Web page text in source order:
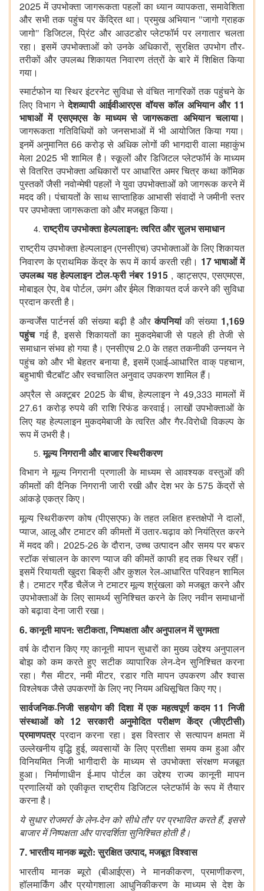
2025में उपभोक्ता जागरूकता पहलों का ध्यान व्यापकता,समावेशिता
और सभी तक पहुंच पर केंद्रित था। प्रमुख अभियान "जागो ग्राहक
जागो" डिजिटल,प्रिंट और आउटडोर प्लेटफॉर्म पर लगातार चलता
रहा।
इसमें उपभोक्ताओं को उनके अधिकारों,सुरक्षित उपभोग तौर-
तरीकों और उपलब्ध शिकायत निवारण तंत्रों के बारे में शिक्षित किया
गया।
स्मार्टफोन या स्थिर इंटरनेट सुविधा से वंचित नागरिकों तक पहुंचने के
लिए विभाग ने देशव्यापी आईवीआरएस वॉयस कॉल अभियान और 11
भाषाओं में एसएमएस के माध्यम से जागरूकता अभियान चलाया।
जागरूकता गतिविधियों को जनसभाओं में भी आयोजित किया गया।
इनमें अनुमानित66करोड़ से अधिक लोगों की भागदारी वाला महाकुंभ
मेला2025 भी शामिल है। स्कूलों और डिजिटल प्लेटफॉर्म के माध्यम
से वितरित उपभोक्ता अधिकारों पर आधारित अमर चित्र कथा कॉमिक
पुस्तकों जैसी नवोन्मेषी पहलों ने युवा उपभोक्ताओं को जागरूक करने में
मदद की। पंचायतों के साथ साप्ताहिक आभासी संवादों ने जमीनी स्तर
पर उपभोक्ता जागरूकता को और मजबूत किया।
राष्ट्रीय उपभोक्ता हेल्पलाइन: त्वरित और सुलभ समाधान
राष्ट्रीय उपभोक्ता हेल्पलाइन (एनसीएच)उपभोक्ताओं के लिए शिकायत
निवारण के प्राथमिक केंद्र के रूप में कार्य करती रही। 17भाषाओं में
उपलब्ध यह हेल्पलाइन टोल-फ्री नंबर 1915,व्हाट्सएप,एसएमएस,
मोबाइल ऐप,वेब पोर्टल,उमंग और ईमेल शिकायत दर्ज करने की सुविधा
प्रदान करती है।
कन्वर्जेंस पार्टनर्स की संख्या बढ़ी है और कंपनियां की संख्या 1,169
पहुंचगई है,इससे शिकायतों का मुकदमेबाजी से पहले ही तेजी से
समाधान संभव हो गया है। एनसीएच 2.0के तहत तकनीकी उन्नयन ने
पहुंच को और भी बेहतर बनाया है, इसमें एआई-आधारित वाक् पहचान,
बहुभाषी चैटबॉट और स्वचालित अनुवाद उपकरण शामिल हैं।
अप्रैल से अक्टूबर 2025के बीच,हेल्पलाइन ने 49,333मामलों में
27.61करोड़ रुपये की राशि रिफंड करवाई। लाखों उपभोक्ताओं के
लिए यह हेल्पलाइन मुकदमेबाजी के त्वरित और गैर-विरोधी विकल्प के
रूप में उभरी है।
मूल्य निगरानी और बाजार स्थिरीकरण
विभाग ने मूल्य निगरानी प्रणाली के माध्यम से आवश्यक वस्तुओं की
कीमतों की दैनिक निगरानी जारी रखी और देश भर के 575केंद्रों से
आंकड़े एकत्र किए।
मूल्य स्थिरीकरण कोष (पीएसएफ) के तहत लक्षित हस्तक्षेपों ने दालों,
प्याज, आलू और टमाटर की कीमतों में उतार-चढ़ाव को नियंत्रित करने
में मदद की। 2025-26के दौरान,उच्च उत्पादन और समय पर बफर
स्टॉक संचालन के कारण प्याज की कीमतें काफी हद तक स्थिर रहीं।
इसमें रियायती खुदरा बिक्री और कुशल रेल-आधारित परिवहन शामिल
है। टमाटर ग्रैंड चैलेंज ने टमाटर मूल्य श्रृंखला को मजबूत करने और
उपभोक्ताओं के लिए सामर्थ्य सुनिश्चित करने के लिए नवीन समाधानों
को बढ़ावा देना जारी रखा।
6.कानूनी मापन: सटीकता,निष्पक्षता और अनुपालन में सुगमता
वर्ष के दौरान किए गए कानूनी मापन सुधारों का मुख्य उद्देश्य अनुपालन
बोझ को कम करते हुए सटीक व्यापारिक लेन-देन सुनिश्चित करना
रहा। गैस मीटर,नमी मीटर,रडार गति मापन उपकरण और श्वास
विश्लेषक जैसे उपकरणों के लिए नए नियम अधिसूचित किए गए।
सार्वजनिक-निजी सहयोग की दिशा में एक महत्वपूर्ण कदम 11निजी
संस्थाओं को 12सरकारी अनुमोदित परीक्षण केंद्र (जीएटीसी)
प्रमाणपत्र प्रदान करना रहा।
इस विस्तार से सत्यापन क्षमता में
उल्लेखनीय वृद्धि हुई,व्यवसायों के लिए प्रतीक्षा समय कम हुआ और
विनियमित निजी भागीदारी के माध्यम से उपभोक्ता संरक्षण मजबूत
हुआ। निर्माणाधीन ई-माप पोर्टल का उद्देश्य राज्य कानूनी मापन
प्रणालियों को एकीकृत राष्ट्रीय डिजिटल प्लेटफॉर्म के रूप में तैयार
करना है।
ये सुधार रोजमर्रा के लेन-देन को सीधे तौर पर प्रभावित करते हैं, इससे
बाजार में निष्पक्षता और पारदर्शिता सुनिश्चित होती है।
7. भारतीय मानक ब्यूरो: सुरक्षित उत्पाद,मजबूत विश्वास
भारतीय मानक ब्यूरो (बीआईएस) ने
मानकीकरण,प्रमाणीकरण,
हॉलमार्किंग और प्रयोगशाला आधुनिकीकरण के माध्यम से देश के